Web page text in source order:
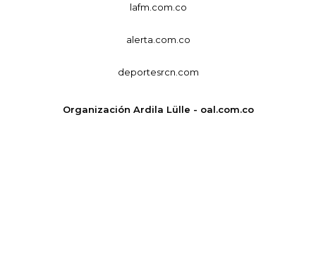
lafm.com.co
alerta.com.co
deportesrcn.com
Organización Ardila Lülle - oal.com.co